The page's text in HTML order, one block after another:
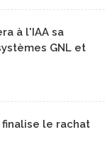
à l'IAA sa
GNL et
le rachat